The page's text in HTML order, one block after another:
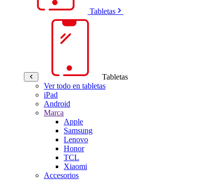
Tabletas
Tabletas
Ver todo en tabletas
iPad
Android
Marca
Apple
Samsung
Lenovo
Honor
TCL
Xiaomi
Accesorios